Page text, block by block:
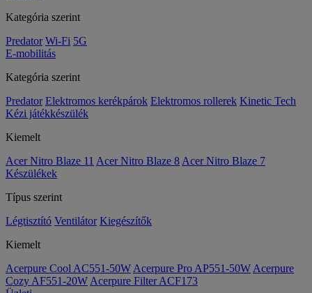
Kategória szerint
Predator Wi-Fi 5G
E-mobilitás
Kategória szerint
Predator Elektromos kerékpárok Elektromos rollerek Kinetic Tech
Kézi játékkészülék
Kiemelt
Acer Nitro Blaze 11 Acer Nitro Blaze 8 Acer Nitro Blaze 7
Készülékek
Típus szerint
Légtisztító Ventilátor Kiegészítők
Kiemelt
Acerpure Cool AC551-50W Acerpure Pro AP551-50W Acerpure
Cozy AF551-20W Acerpure Filter ACF173